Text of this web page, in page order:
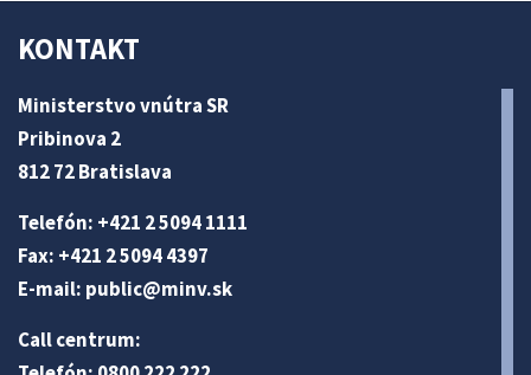
KONTAKT
Ministerstvo vnútra SR
Pribinova 2
812 72 Bratislava
Telefón: +421 2 5094 1111
Fax: +421 2 5094 4397
E-mail: public@minv.sk
Call centrum: